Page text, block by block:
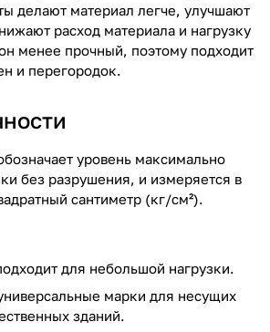
делают материал легче, улучшают
расход материала и нагрузку
менее прочный, поэтому подходит
и перегородок.
уровень максимально
без разрушения, и измеряется в
сантиметр (кг/см²).
для небольшой нагрузки.
марки для несущих
зданий.